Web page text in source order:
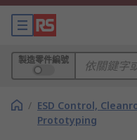
製造零件編號
/ ESD Control,
Prototyping